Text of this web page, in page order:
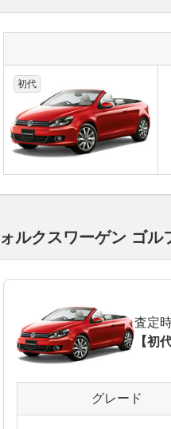
初代
ルクスワーゲン ゴ
査定
【初
グレード